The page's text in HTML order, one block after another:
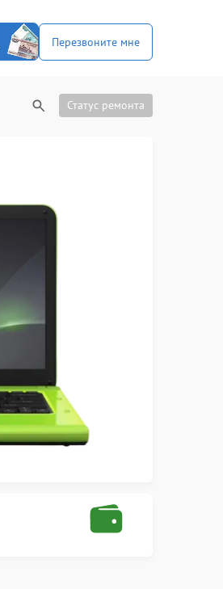
Перезвоните мне
Статус ремонта